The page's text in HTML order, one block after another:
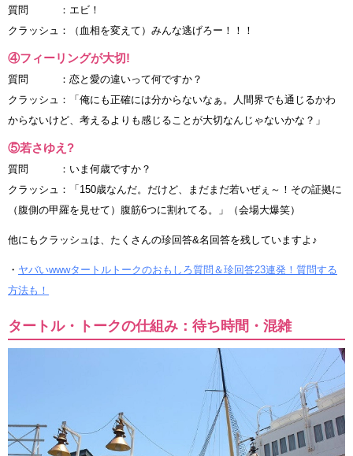
質問 ：エビ！
クラッシュ：（血相を変えて）みんな逃げろー！！！
④フィーリングが大切!
質問 ：恋と愛の違いって何ですか？
クラッシュ：「俺にも正確には分からないなぁ。人間界でも通じるかわ
からないけど、考えるよりも感じることが大切なんじゃないかな？」
⑤若さゆえ?
質問 ：いま何歳ですか？
クラッシュ：「150歳なんだ。だけど、まだまだ若いぜぇ～！その証拠に
（腹側の甲羅を見せて）腹筋6つに割れてる。」（会場大爆笑）
他にもクラッシュは、たくさんの珍回答&名回答を残していますよ♪
・ ヤバいwwwタートルトークのおもしろ質問＆珍回答23連発！質問する
方法も！
タートル・トークの仕組み：待ち時間・混雑